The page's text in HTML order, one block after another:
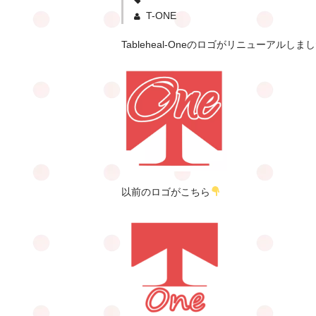
T-ONE
Tableheal-Oneのロゴがリニューアルしま
以前のロゴがこちら